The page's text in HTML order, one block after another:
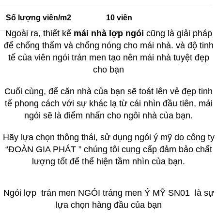
Số lượng viên/m2 10 viên
Ngoài ra, thiết kếmái nhà lợp ngóicũng là giải pháp
để chống thấm và chống nóng cho mái nhà. và độ tinh
tế của viên ngói trán men tạo nên mái nhà tuyệt đẹp
cho bạn
Cuối cùng, để căn nhà của bạn sẽ toát lên vẻ đẹp tinh
tế phong cách với sự khác lạ từ cái nhìn đầu tiên, mái
ngói sẽ là điểm nhấn cho ngôi nhà của bạn.
Hãy lựa chọn thông thái, sử dụng ngói ý mỹ do công ty
“ĐOÀN GIA PHÁT ” chúng tôi cung cấp đảm bảo chất
lượng tốt để thể hiện tầm nhìn của bạn.
Ngói lợp trán men NGÓI tráng men Ý MỸ SN01là sự
lựa chọn hàng đầu của bạn